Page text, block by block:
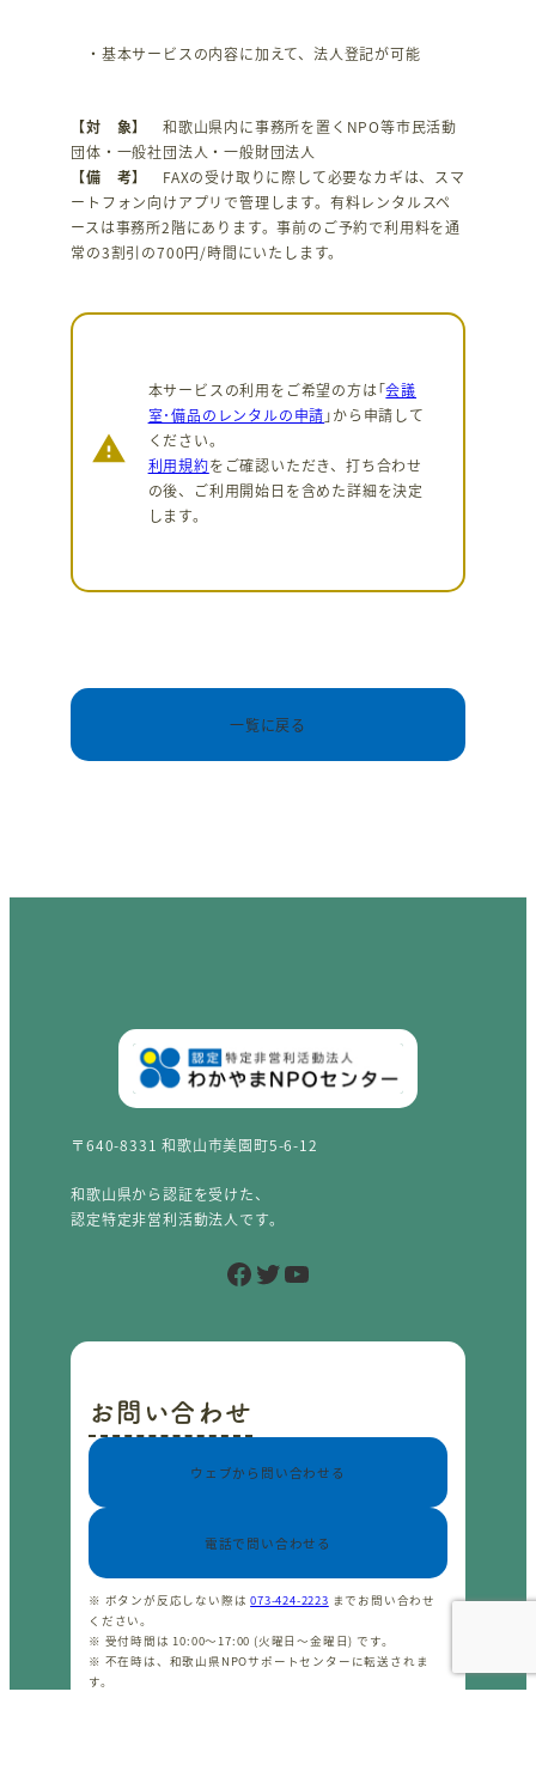
・基本サービスの内容に加えて、法人登記が可能
【対 象】
和歌山県内に事務所を置くNPO等市民活動
団体・一般社団法人・一般財団法人
【備 考】
FAXの受け取りに際して必要なカギは、スマ
ートフォン向けアプリで管理します。有料レンタルスペ
ースは事務所2階にあります。事前のご予約で利用料を通
常の3割引の700円/時間にいたします。
warning
本サービスの利用をご希望の方は｢会議
室･備品のレンタルの申請 ｣から申請して
ください。
利用規約をご確認いただき、打ち合わせ
の後、ご利用開始日を含めた詳細を決定
します。
一覧に戻る
〒640-8331 和歌山市美園町5-6-12
和歌山県から認証を受けた、
認定特定非営利活動法人です。
Facebook Twitter YouTube
お問い合わせ
ウェブから問い合わせる
電話で問い合わせる
※ ボタンが反応しない際は073-424-2223 までお問い合わせ
ください。
※ 受付時間は 10:00〜17:00 (火曜日〜金曜日) です。
※ 不在時は、和歌山県NPOサポートセンターに転送されま
す。